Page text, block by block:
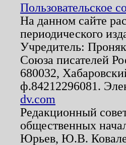
Пользовательское
На данном сайте
периодического
Учредитель:
Союза писателей
680032,
ф.84212296081.
dv.com
Редакционный
общественных
Юрьев, Ю.В.